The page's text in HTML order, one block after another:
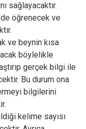
sağlayacaktır.
öğrenecek ve
ve beynin kısa
böylelikle
gerçek bilgi ile
Bu durum ona
bilgilerini
kelime sayısı